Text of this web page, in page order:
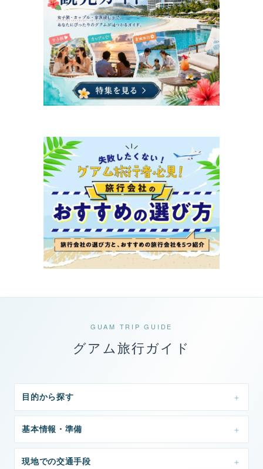
GUAM TRIP GUIDE
グアム旅行ガイド
目的から探す
基本情報・準備
現地での交通手段